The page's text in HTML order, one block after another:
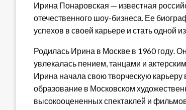
Ирина Понаровская — известная
отечественного шоу-бизнеса. Ее
успехов в своей карьере и стать одной
Родилась Ирина в Москве в 1960 году.
увлекалась пением, танцами и
Ирина начала свою творческую
образование в Московском
высокооцененных спектаклей и